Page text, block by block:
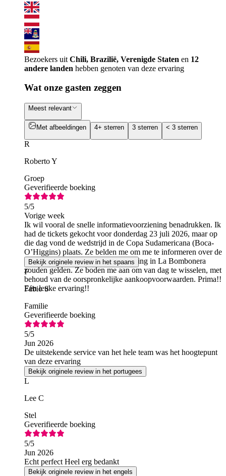
Bezoekers uit Chili, Brazilië, Verenigde Staten en 12
andere landen hebben genoten van deze ervaring
Wat onze gasten zeggen
Meest relevant
Met afbeeldingen 4+ sterren 3 sterren < 3 sterren
R
Roberto Y
Groep
Geverifieerde boeking
5/5
Vorige week
Ik wil vooral de snelle informatievoorziening benadrukken. Ik
had de tickets gekocht voor donderdag 23 juli 2026, maar op
die dag vond de wedstrijd in de Copa Sudamericana (Boca-
O’Higgins) plaats. Ze belden me om me te informeren over de
beperkingen die er voor de rondleiding in La Bombonera
zouden gelden. Ze boden me aan om van dag te wisselen, met
behoud van de oorspronkelijke aankoopvoorwaarden. Prima!!
Een leuke ervaring!!
Bekijk originele review in het spaans
F
Fábio S
Familie
Geverifieerde boeking
5/5
Jun 2026
De uitstekende service van het hele team was het hoogtepunt
van deze ervaring
Bekijk originele review in het portugees
L
Lee C
Stel
Geverifieerde boeking
5/5
Jun 2026
Echt perfect Heel erg bedankt
Bekijk originele review in het engels